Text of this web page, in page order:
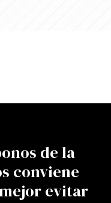
de la
conviene
evitar